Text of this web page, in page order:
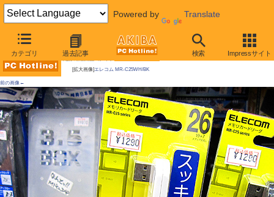
Powered by Translate
カテゴリ 過去記事 検索 Impressサイト
AKIBA PC Hotline! 2010年11月13日号
[拡大画像]エレコム MR-C25WH/BK
前の画像←